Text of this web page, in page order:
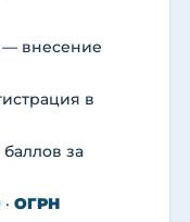
— внесение
в
за
· ОГРН